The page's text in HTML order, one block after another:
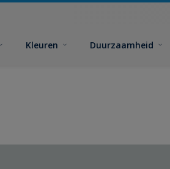
Kleuren Duurzaamheid